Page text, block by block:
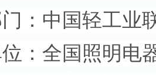
中国轻工业
全国照明电器